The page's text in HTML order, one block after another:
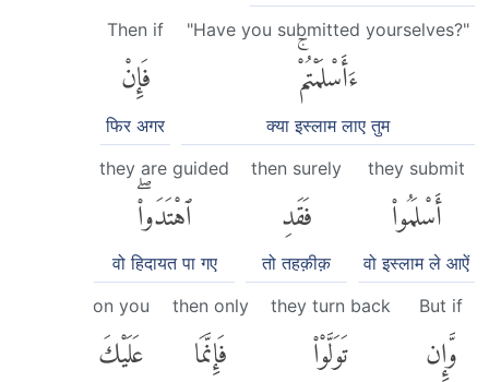
"Have you submitted yourselves?"
ءَأَسْلَمْتُمْۚ
क्या इस्लाम लाए तुम
Then if
فَإِنْ
फिर अगर
they submit
أَسْلَمُوا۟
वो इस्लाम ले आऐं
then surely
فَقَدِ
तो तहक़ीक़
they are guided
ٱهْتَدَوا۟ۖ
वो हिदायत पा गए
But if
وَّإِن
they turn back
تَوَلَّوْا۟
then only
فَإِنَّمَا
on you
عَلَيْكَ